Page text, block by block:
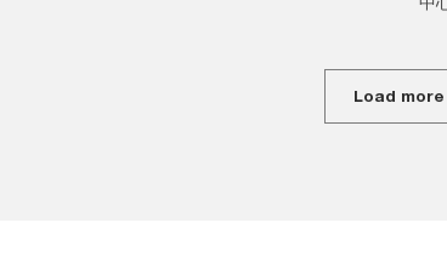
Load more